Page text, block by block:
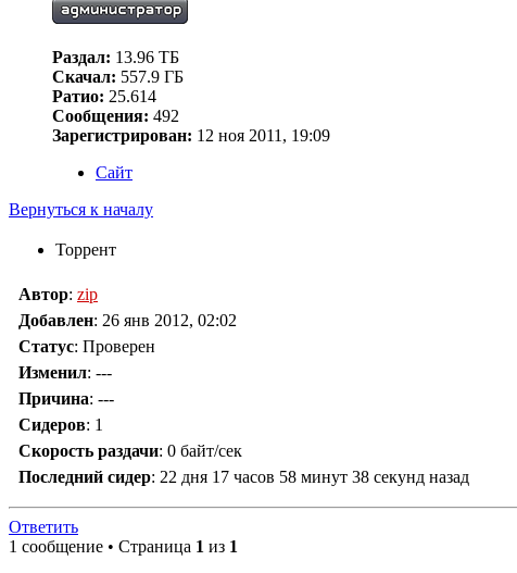
Раздал: 13.96 ТБ
Скачал: 557.9 ГБ
Ратио: 25.614
Сообщения: 492
Зарегистрирован: 12 ноя 2011, 19:09
Сайт
Вернуться к началу
Торрент
Автор: zip
Добавлен: 26 янв 2012, 02:02
Статус: Проверен
Изменил: ---
Причина: ---
Сидеров: 1
Скорость раздачи: 0 байт/сек
Последний сидер: 22 дня 17 часов 58 минут 38 секунд назад
Ответить
1 сообщение • Страница 1 из 1